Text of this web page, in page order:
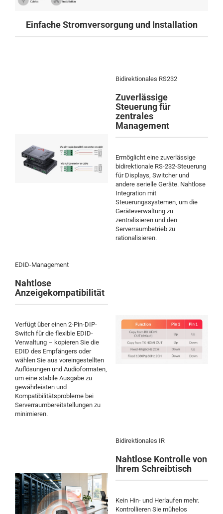
Einfache Stromversorgung und Installation
Bidirektionales RS232
Zuverlässige
Steuerung für
zentrales
Management
Ermöglicht eine zuverlässige
bidirektionale RS-232-Steuerung
für Displays, Switcher und
andere serielle Geräte. Nahtlose
Integration mit
Steuerungssystemen, um die
Geräteverwaltung zu
zentralisieren und den
Serverraumbetrieb zu
rationalisieren.
EDID-Management
Nahtlose
Anzeigekompatibilität
Verfügt über einen 2-Pin-DIP-
Switch für die flexible EDID-
Verwaltung – kopieren Sie die
EDID des Empfängers oder
wählen Sie aus voreingestellten
Auflösungen und Audioformaten,
um eine stabile Ausgabe zu
gewährleisten und
Kompatibilitätsprobleme bei
Serverraumbereitstellungen zu
minimieren.
Bidirektionales IR
Nahtlose Kontrolle von
Ihrem Schreibtisch
Kein Hin- und Herlaufen mehr.
Kontrollieren Sie mühelos